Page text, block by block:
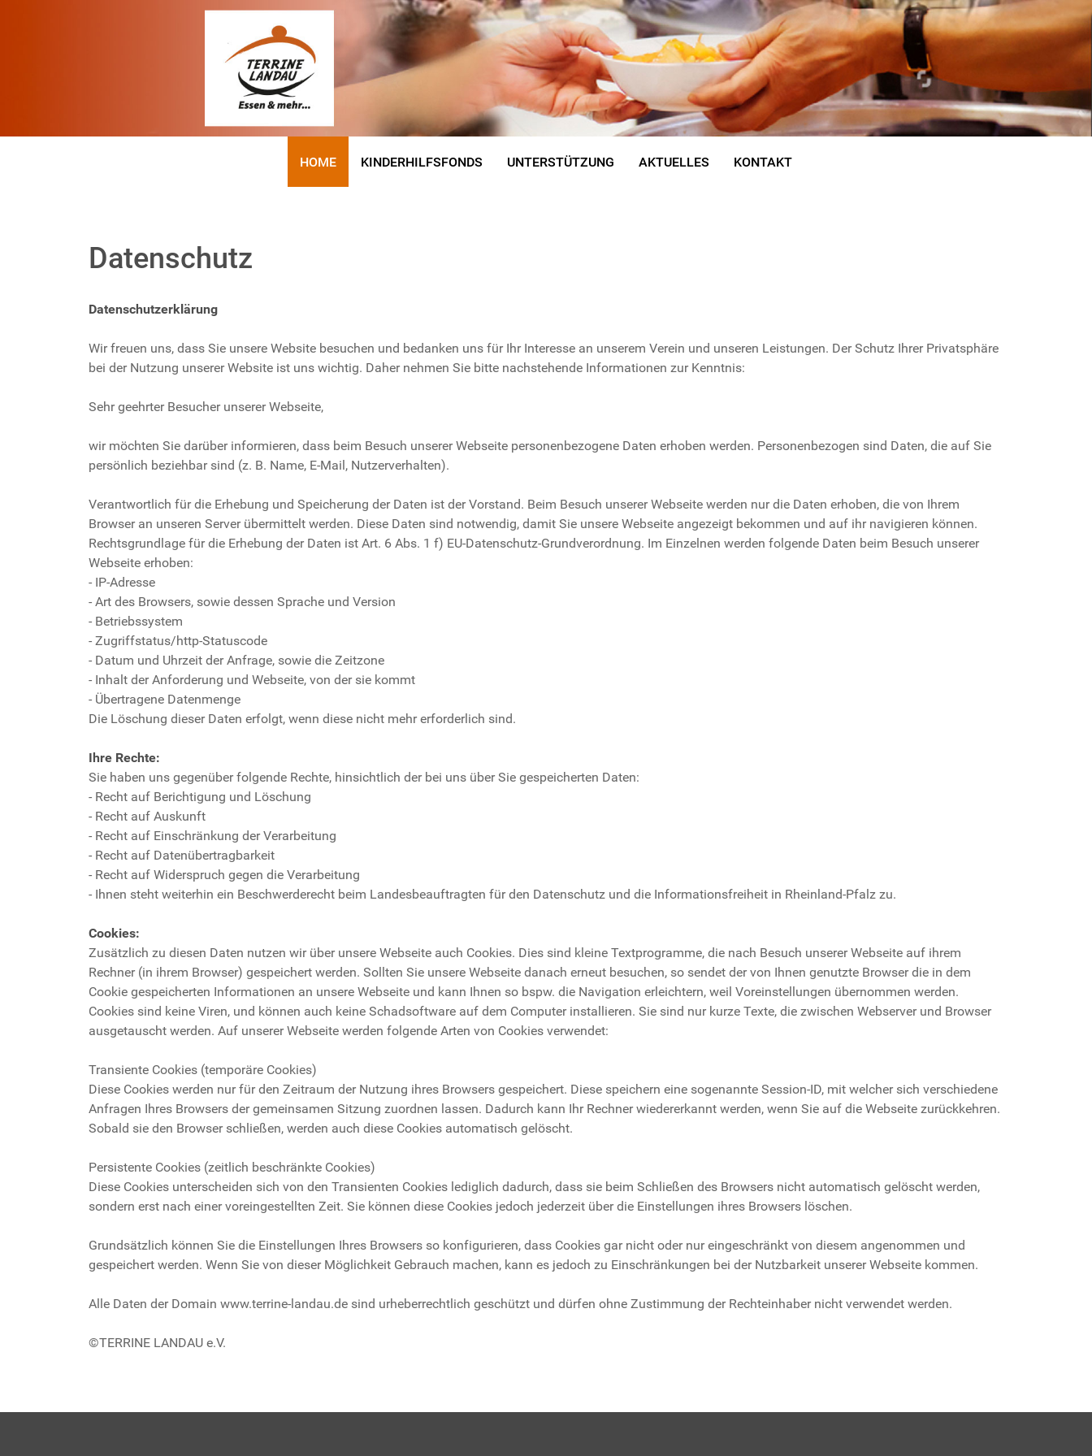
HOME KINDERHILFSFONDS UNTERSTÜTZUNG AKTUELLES KONTAKT
Datenschutz
Datenschutzerklärung
Wir freuen uns, dass Sie unsere Website besuchen und bedanken uns für Ihr Interesse an unserem Verein und unseren Leistungen. Der Schutz Ihrer Privatsphäre
bei der Nutzung unserer Website ist uns wichtig. Daher nehmen Sie bitte nachstehende Informationen zur Kenntnis:
Sehr geehrter Besucher unserer Webseite,
wir möchten Sie darüber informieren, dass beim Besuch unserer Webseite personenbezogene Daten erhoben werden. Personenbezogen sind Daten, die auf Sie
persönlich beziehbar sind (z. B. Name, E-Mail, Nutzerverhalten).
Verantwortlich für die Erhebung und Speicherung der Daten ist der Vorstand. Beim Besuch unserer Webseite werden nur die Daten erhoben, die von Ihrem
Browser an unseren Server übermittelt werden. Diese Daten sind notwendig, damit Sie unsere Webseite angezeigt bekommen und auf ihr navigieren können.
Rechtsgrundlage für die Erhebung der Daten ist Art. 6 Abs. 1 f) EU-Datenschutz-Grundverordnung. Im Einzelnen werden folgende Daten beim Besuch unserer
Webseite erhoben:
- IP-Adresse
- Art des Browsers, sowie dessen Sprache und Version
- Betriebssystem
- Zugriffstatus/http-Statuscode
- Datum und Uhrzeit der Anfrage, sowie die Zeitzone
- Inhalt der Anforderung und Webseite, von der sie kommt
- Übertragene Datenmenge
Die Löschung dieser Daten erfolgt, wenn diese nicht mehr erforderlich sind.
Ihre Rechte:
Sie haben uns gegenüber folgende Rechte, hinsichtlich der bei uns über Sie gespeicherten Daten:
- Recht auf Berichtigung und Löschung
- Recht auf Auskunft
- Recht auf Einschränkung der Verarbeitung
- Recht auf Datenübertragbarkeit
- Recht auf Widerspruch gegen die Verarbeitung
- Ihnen steht weiterhin ein Beschwerderecht beim Landesbeauftragten für den Datenschutz und die Informationsfreiheit in Rheinland-Pfalz zu.
Cookies:
Zusätzlich zu diesen Daten nutzen wir über unsere Webseite auch Cookies. Dies sind kleine Textprogramme, die nach Besuch unserer Webseite auf ihrem
Rechner (in ihrem Browser) gespeichert werden. Sollten Sie unsere Webseite danach erneut besuchen, so sendet der von Ihnen genutzte Browser die in dem
Cookie gespeicherten Informationen an unsere Webseite und kann Ihnen so bspw. die Navigation erleichtern, weil Voreinstellungen übernommen werden.
Cookies sind keine Viren, und können auch keine Schadsoftware auf dem Computer installieren. Sie sind nur kurze Texte, die zwischen Webserver und Browser
ausgetauscht werden. Auf unserer Webseite werden folgende Arten von Cookies verwendet:
Transiente Cookies (temporäre Cookies)
Diese Cookies werden nur für den Zeitraum der Nutzung ihres Browsers gespeichert. Diese speichern eine sogenannte Session-ID, mit welcher sich verschiedene
Anfragen Ihres Browsers der gemeinsamen Sitzung zuordnen lassen. Dadurch kann Ihr Rechner wiedererkannt werden, wenn Sie auf die Webseite zurückkehren.
Sobald sie den Browser schließen, werden auch diese Cookies automatisch gelöscht.
Persistente Cookies (zeitlich beschränkte Cookies)
Diese Cookies unterscheiden sich von den Transienten Cookies lediglich dadurch, dass sie beim Schließen des Browsers nicht automatisch gelöscht werden,
sondern erst nach einer voreingestellten Zeit. Sie können diese Cookies jedoch jederzeit über die Einstellungen ihres Browsers löschen.
Grundsätzlich können Sie die Einstellungen Ihres Browsers so konfigurieren, dass Cookies gar nicht oder nur eingeschränkt von diesem angenommen und
gespeichert werden. Wenn Sie von dieser Möglichkeit Gebrauch machen, kann es jedoch zu Einschränkungen bei der Nutzbarkeit unserer Webseite kommen.
Alle Daten der Domain www.terrine-landau.de sind urheberrechtlich geschützt und dürfen ohne Zustimmung der Rechteinhaber nicht verwendet werden.
©TERRINE LANDAU e.V.